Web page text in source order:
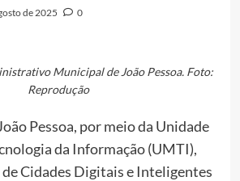
de 2025 0
Municipal de João Pessoa. Foto:
Reprodução
Pessoa, por meio da Unidade
da Informação (UMTI),
Cidades Digitais e Inteligentes